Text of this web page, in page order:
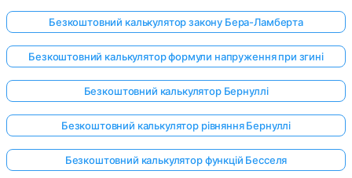
Безкоштовний калькулятор закону Бера-Ламберта
Безкоштовний калькулятор формули напруження при згині
Безкоштовний калькулятор Бернуллі
Безкоштовний калькулятор рівняння Бернуллі
Безкоштовний калькулятор функцій Бесселя